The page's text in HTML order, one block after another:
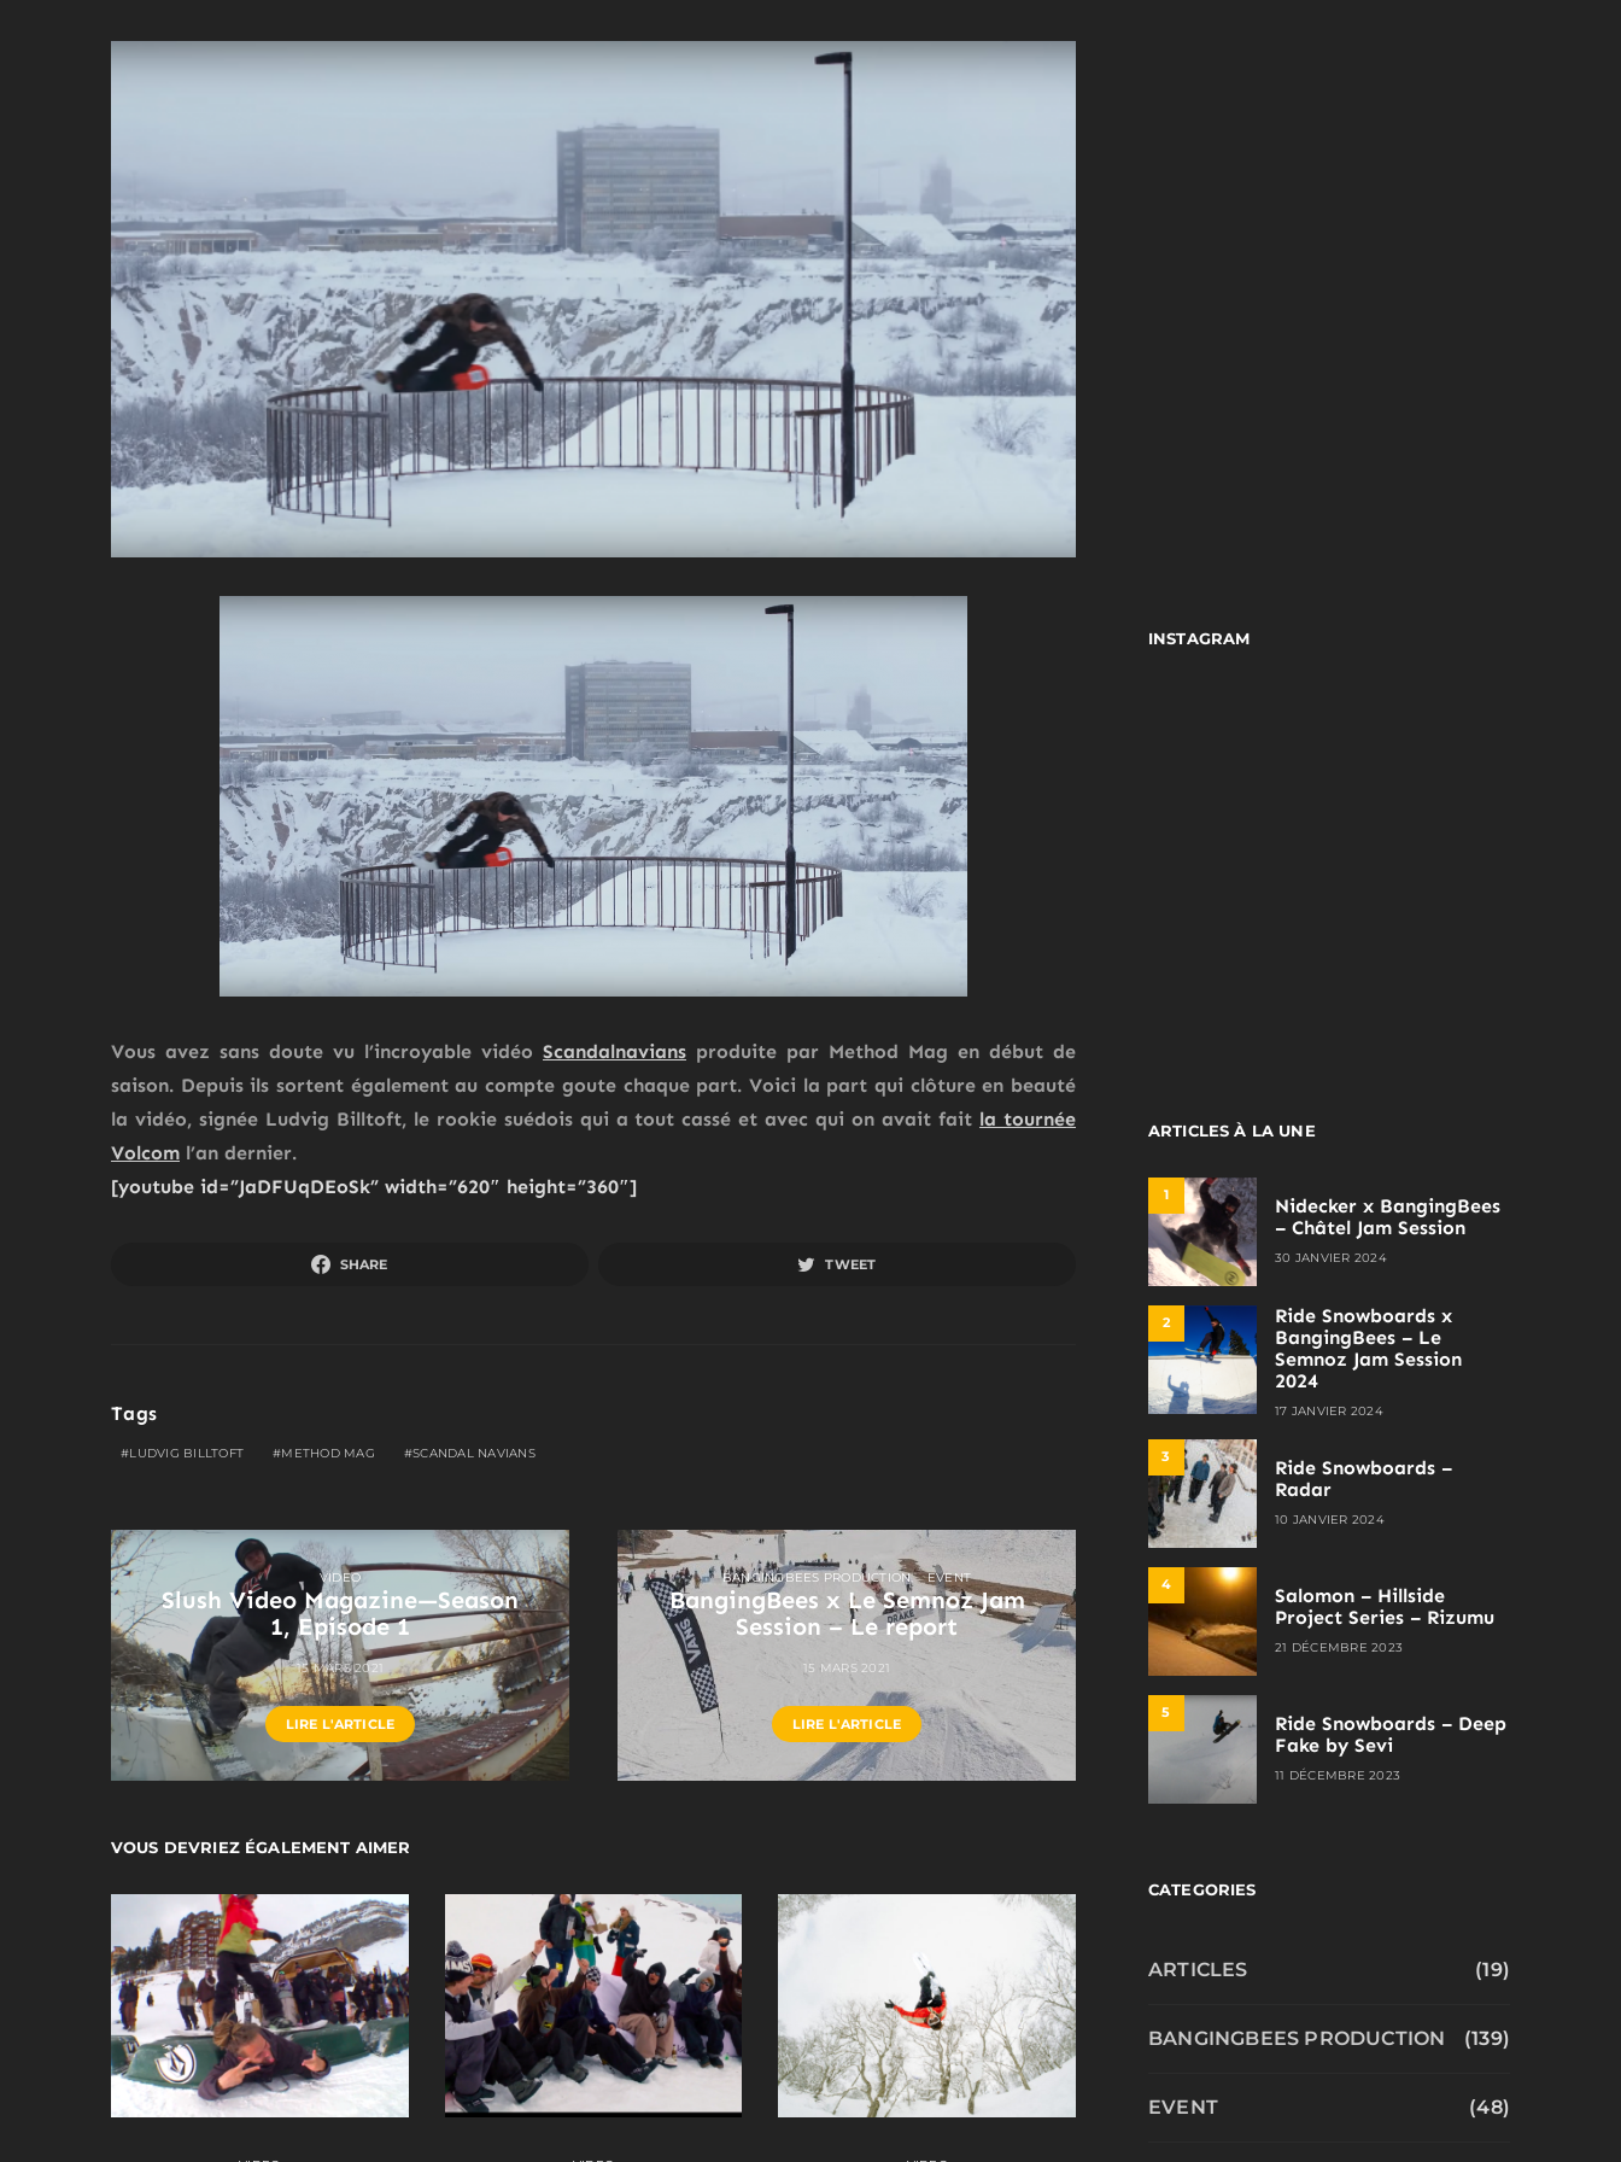
Vous avez sans doute vu l’incroyable vidéo Scandalnavians produite par Method Mag en début de
saison. Depuis ils sortent également au compte goute chaque part. Voici la part qui clôture en beauté
la vidéo, signée Ludvig Billtoft, le rookie suédois qui a tout cassé et avec qui on avait fait la tournée
Volcom l’an dernier.
[youtube id=”JaDFUqDEoSk” width=”620″ height=”360″]
SHARE TWEET
Tags
LUDVIG BILLTOFT METHOD MAG SCANDAL NAVIANS
VIDEO
Slush Video Magazine—Season
1, Episode 1
15 MARS 2021
LIRE L'ARTICLE
BANGINGBEES PRODUCTION EVENT
BangingBees x Le Semnoz Jam
Session – Le report
15 MARS 2021
LIRE L'ARTICLE
VOUS DEVRIEZ ÉGALEMENT AIMER
INSTAGRAM
ARTICLES À LA UNE
1
Nidecker x BangingBees
– Châtel Jam Session
30 JANVIER 2024
2
Ride Snowboards x
BangingBees – Le
Semnoz Jam Session
2024
17 JANVIER 2024
3
Ride Snowboards –
Radar
10 JANVIER 2024
4
Salomon – Hillside
Project Series – Rizumu
21 DÉCEMBRE 2023
5
Ride Snowboards – Deep
Fake by Sevi
11 DÉCEMBRE 2023
CATEGORIES
ARTICLES (19)
BANGINGBEES PRODUCTION (139)
EVENT (48)